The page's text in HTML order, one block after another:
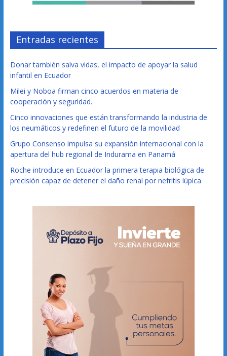
Entradas recientes
Donar también salva vidas, el impacto de apoyar la salud
infantil en Ecuador
Milei y Noboa firman cinco acuerdos en materia de
cooperación y seguridad.
Cinco innovaciones que están transformando la industria de
los neumáticos y redefinen el futuro de la movilidad
Grupo Consenso impulsa su expansión internacional con la
apertura del hub regional de Indurama en Panamá
Roche introduce en Ecuador la primera terapia biológica de
precisión capaz de detener el daño renal por nefritis lúpica